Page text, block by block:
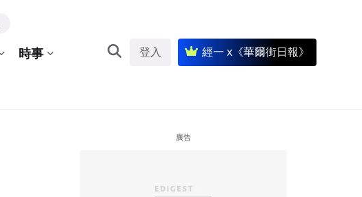
時事 登入 經一 x《華爾街日報》
廣告